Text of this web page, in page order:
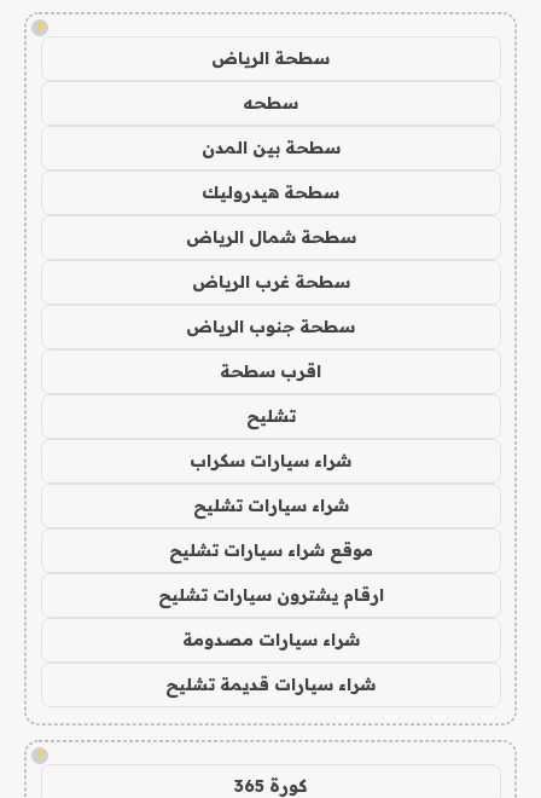
!
سطحة الرياض
سطحه
سطحة بين المدن
سطحة هيدروليك
سطحة شمال الرياض
سطحة غرب الرياض
سطحة جنوب الرياض
اقرب سطحة
تشليح
شراء سيارات سكراب
شراء سيارات تشليح
موقع شراء سيارات تشليح
ارقام يشترون سيارات تشليح
شراء سيارات مصدومة
شراء سيارات قديمة تشليح
!
كورة 365